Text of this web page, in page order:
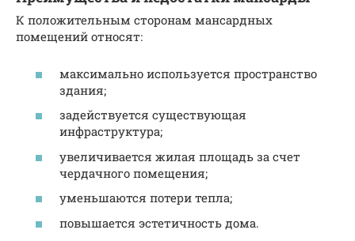
К положительным сторонам мансардных
помещений относят:
максимально используется пространство
здания;
задействуется существующая
инфраструктура;
увеличивается жилая площадь за счет
чердачного помещения;
уменьшаются потери тепла;
повышается эстетичность дома.